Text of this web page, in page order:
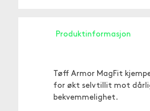
Produktinformasjon
Tøff Armor MagFit
for økt selvtillit mot
bekvemmelighet.